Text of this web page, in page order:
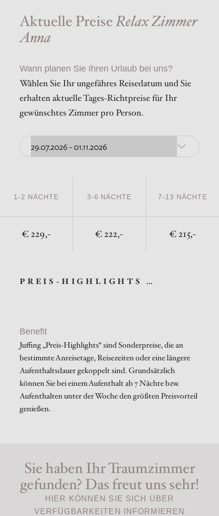
Aktuelle PreiseRelax Zimmer
Anna
Wann planen Sie Ihren Urlaub bei uns?
Wählen Sie Ihr ungefähres Reisedatum und Sie
erhalten aktuelle Tages-Richtpreise für Ihr
gewünschtes Zimmer pro Person.
1-2 NÄCHTE 3-6 NÄCHTE 7-13 NÄCHTE
229,- 222,- 215,-
PREIS-HIGHLIGHTS …
Benefit
Juffing „Preis-Highlights“ sind Sonderpreise, die an
bestimmte Anreisetage, Reisezeiten oder eine längere
Aufenthaltsdauer gekoppelt sind. Grundsätzlich
können Sie bei einem Aufenthalt ab 7 Nächte bzw.
Aufenthalten unter der Woche den größten Preisvorteil
genießen.
Sie haben Ihr Traumzimmer
gefunden? Das freut uns sehr!
HIER KÖNNEN SIE SICH ÜBER
VERFÜGBARKEITEN INFORMIEREN